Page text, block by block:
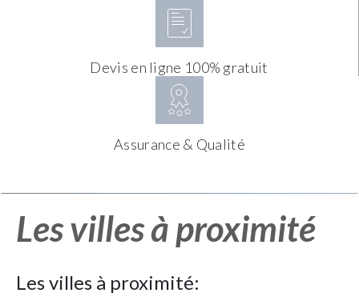
Devis en ligne 100% gratuit
Assurance & Qualité
Les villes à proximité
Les villes à proximité: